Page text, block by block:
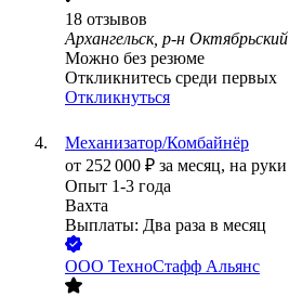
18 отзывов
Архангельск, р-н Октябрьский
Можно без резюме
Откликнитесь среди первых
Откликнуться
Механизатор/Комбайнёр
от 252 000 ₽ за месяц, на руки
Опыт 1-3 года
Вахта
Выплаты: Два раза в месяц
ООО ТехноСтафф Альянс